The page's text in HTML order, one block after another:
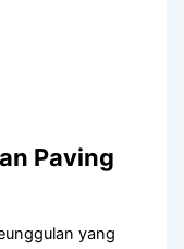
Paving
yang